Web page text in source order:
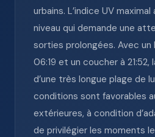
urbains. L’indice UV
niveau qui demande une
sorties prolongées. Avec un
06:19 et un coucher à 21:52,
d’une très longue plage de
conditions sont favorables
extérieures, à condition
de privilégier les moments